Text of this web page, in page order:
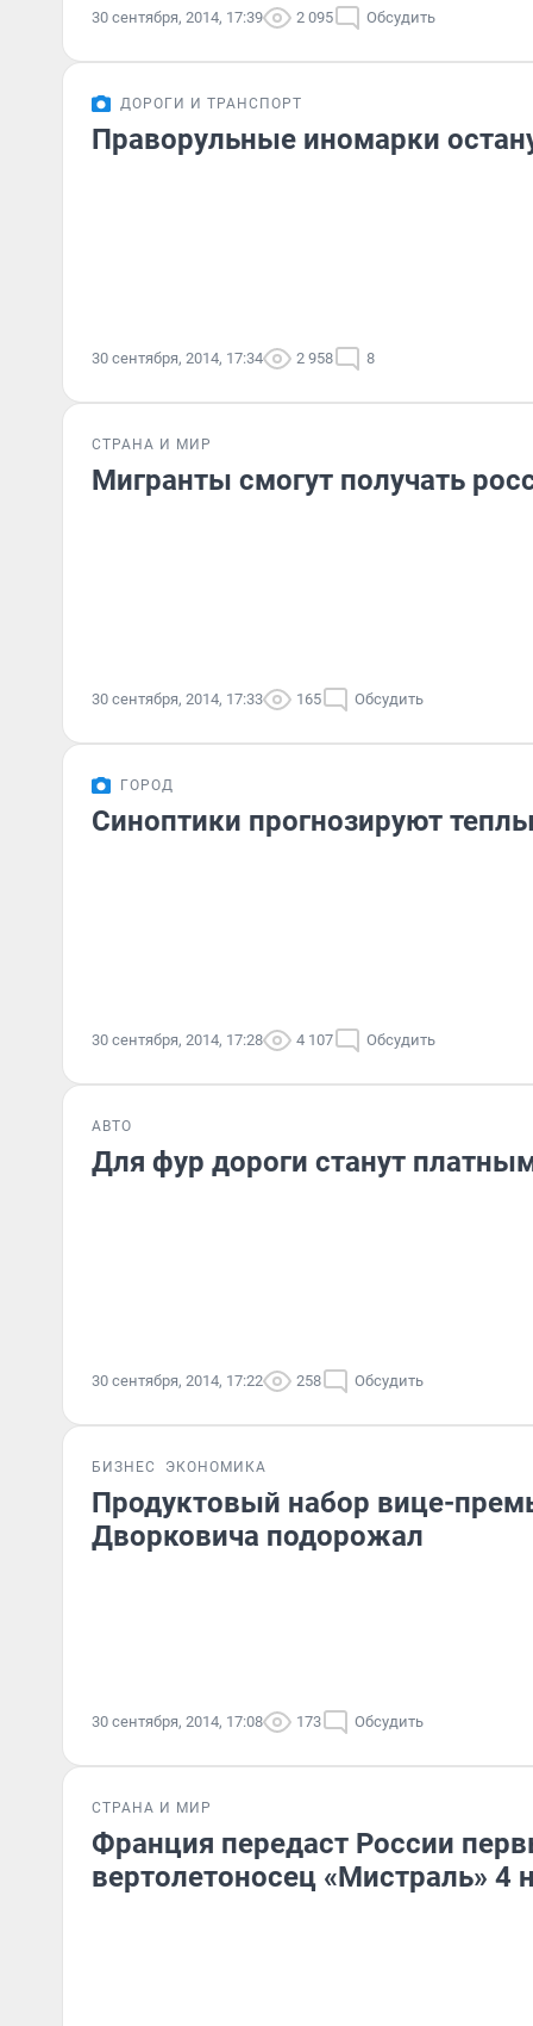
30 сентября, 2014, 17:39 2 095 Обсудить
ДОРОГИ И ТРАНСПОРТ
Праворульные иномарки
30 сентября, 2014, 17:34 2 958 8
СТРАНА И МИР
Мигранты смогут получать
30 сентября, 2014, 17:33 165 Обсудить
ГОРОД
Синоптики прогнозируют
30 сентября, 2014, 17:28 4 107 Обсудить
АВТО
Для фур дороги станут
30 сентября, 2014, 17:22 258 Обсудить
БИЗНЕС ЭКОНОМИКА
Продуктовый набор вице-
Дворковича подорожал
30 сентября, 2014, 17:08 173 Обсудить
СТРАНА И МИР
Франция передаст России
вертолетоносец «Мистраль» 4